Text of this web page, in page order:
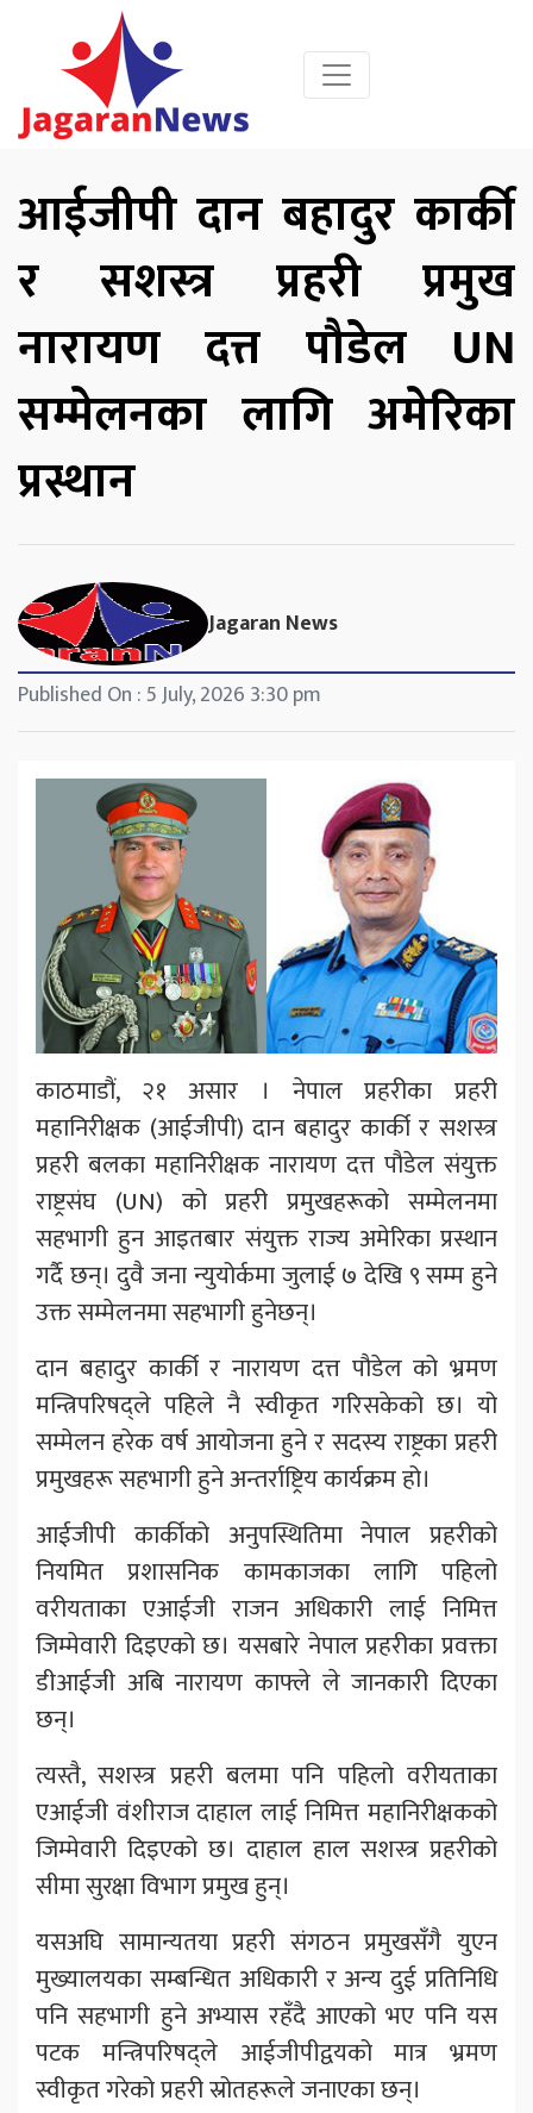
आईजीपी दान बहादुर कार्की
र सशस्त्र प्रहरी प्रमुख
नारायण दत्त पौडेल UN
सम्मेलनका लागि अमेरिका
प्रस्थान
Jagaran News
Published On : 5 July, 2026 3:30 pm
काठमाडौं, २१ असार । नेपाल प्रहरीका प्रहरी
महानिरीक्षक (आईजीपी) दान बहादुर कार्की र सशस्त्र
प्रहरी बलका महानिरीक्षक नारायण दत्त पौडेल संयुक्त
राष्ट्रसंघ (UN) को प्रहरी प्रमुखहरूको सम्मेलनमा
सहभागी हुन आइतबार संयुक्त राज्य अमेरिका प्रस्थान
गर्दै छन्। दुवै जना न्युयोर्कमा जुलाई ७ देखि ९ सम्म हुने
उक्त सम्मेलनमा सहभागी हुनेछन्।
दान बहादुर कार्की र नारायण दत्त पौडेल को भ्रमण
मन्त्रिपरिषद्ले पहिले नै स्वीकृत गरिसकेको छ। यो
सम्मेलन हरेक वर्ष आयोजना हुने र सदस्य राष्ट्रका प्रहरी
प्रमुखहरू सहभागी हुने अन्तर्राष्ट्रिय कार्यक्रम हो।
आईजीपी कार्कीको अनुपस्थितिमा नेपाल प्रहरीको
नियमित प्रशासनिक कामकाजका लागि पहिलो
वरीयताका एआईजी राजन अधिकारी लाई निमित्त
जिम्मेवारी दिइएको छ। यसबारे नेपाल प्रहरीका प्रवक्ता
डीआईजी अबि नारायण काफ्ले ले जानकारी दिएका
छन्।
त्यस्तै, सशस्त्र प्रहरी बलमा पनि पहिलो वरीयताका
एआईजी वंशीराज दाहाल लाई निमित्त महानिरीक्षकको
जिम्मेवारी दिइएको छ। दाहाल हाल सशस्त्र प्रहरीको
सीमा सुरक्षा विभाग प्रमुख हुन्।
यसअघि सामान्यतया प्रहरी संगठन प्रमुखसँगै युएन
मुख्यालयका सम्बन्धित अधिकारी र अन्य दुई प्रतिनिधि
पनि सहभागी हुने अभ्यास रहँदै आएको भए पनि यस
पटक मन्त्रिपरिषद्ले आईजीपीद्वयको मात्र भ्रमण
स्वीकृत गरेको प्रहरी स्रोतहरूले जनाएका छन्।